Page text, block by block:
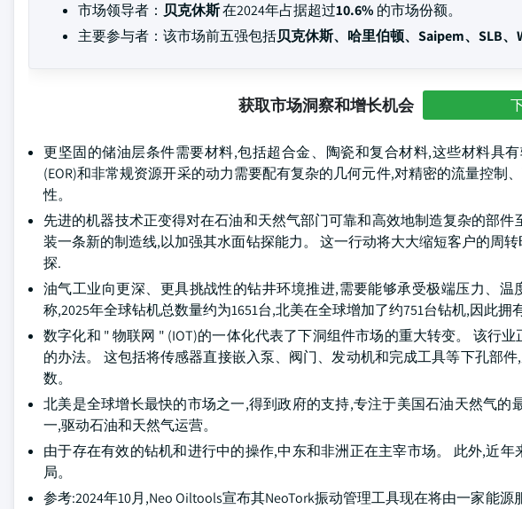
市场领导者： 贝克休斯在2024年占据超过10.6% 的市场份额。
主要参与者：该市场前五强包括贝克休斯、哈里伯顿、Saipem、SLB、
获取市场洞察和增长机会
更坚固的储油层条件需要材料,包括超合金、陶瓷和复合材料,这些材料具
(EOR)和非常规资源开采的动力需要配有复杂的几何元件,对精密的流量控
性。
先进的机器技术正变得对在石油和天然气部门可靠和高效地制造复杂的部件
装一条新的制造线,以加强其水面钻探能力。 这一行动将大大缩短客户的周
探.
油气工业向更深、更具挑战性的钻井环境推进,需要能够承受极端压力、温
称,2025年全球钻机总数量约为1651台,北美在全球增加了约751台钻机,因此拥
数字化和 " 物联网 " (IOT)的一体化代表了下洞组件市场的重大转变。 该行
的办法。 这包括将传感器直接嵌入泵、阀门、发动机和完成工具等下孔部
数。
北美是全球增长最快的市场之一,得到政府的支持,专注于美国石油天然气
一,驱动石油和天然气运营。
由于存在有效的钻机和进行中的操作,中东和非洲正在主宰市场。 此外,近
局。
参考:2024年10月,Neo Oiltools宣布其NeoTork振动管理工具现在将由一家能